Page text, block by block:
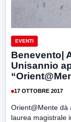
EVENTI
Benevento|
Unisannio
17 OTTOBRE 2017
Orient@Mente dà
laurea magistrale